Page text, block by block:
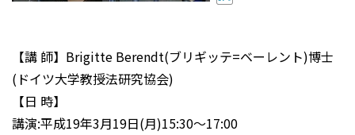
【講 師】Brigitte Berendt(ブリギッテ=ベーレント)博士
(ドイツ大学教授法研究協会)
【日 時】
講演:平成19年3月19日(月)15:30～17:00